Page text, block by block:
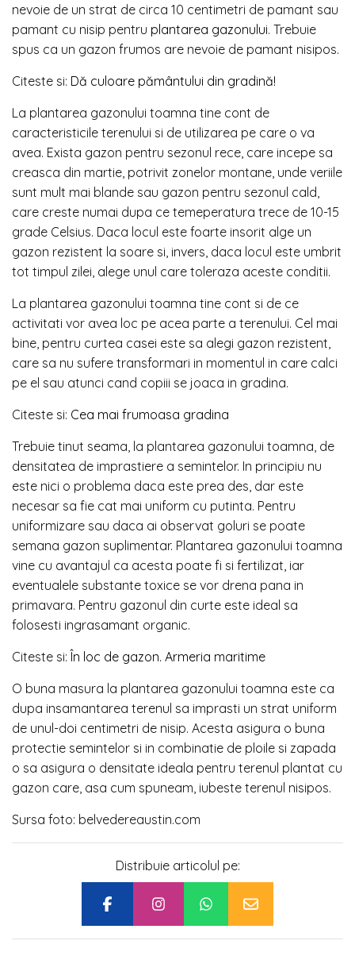
nevoie de un strat de circa 10 centimetri de pamant sau
pamant cu nisip pentru plantarea gazonului. Trebuie
spus ca un gazon frumos are nevoie de pamant nisipos.
Citeste si: Dă culoare pământului din gradină!
La plantarea gazonului toamna tine cont de
caracteristicile terenului si de utilizarea pe care o va
avea. Exista gazon pentru sezonul rece, care incepe sa
creasca din martie, potrivit zonelor montane, unde veriile
sunt mult mai blande sau gazon pentru sezonul cald,
care creste numai dupa ce temeperatura trece de 10-15
grade Celsius. Daca locul este foarte insorit alge un
gazon rezistent la soare si, invers, daca locul este umbrit
tot timpul zilei, alege unul care toleraza aceste conditii.
La plantarea gazonului toamna tine cont si de ce
activitati vor avea loc pe acea parte a terenului. Cel mai
bine, pentru curtea casei este sa alegi gazon rezistent,
care sa nu sufere transformari in momentul in care calci
pe el sau atunci cand copiii se joaca in gradina.
Citeste si: Cea mai frumoasa gradina
Trebuie tinut seama, la plantarea gazonului toamna, de
densitatea de imprastiere a semintelor. In principiu nu
este nici o problema daca este prea des, dar este
necesar sa fie cat mai uniform cu putinta. Pentru
uniformizare sau daca ai observat goluri se poate
semana gazon suplimentar. Plantarea gazonului toamna
vine cu avantajul ca acesta poate fi si fertilizat, iar
eventualele substante toxice se vor drena pana in
primavara. Pentru gazonul din curte este ideal sa
folosesti ingrasamant organic.
Citeste si:În loc de gazon. Armeria maritime
O buna masura la plantarea gazonului toamna este ca
dupa insamantarea terenul sa imprasti un strat uniform
de unul-doi centimetri de nisip. Acesta asigura o buna
protectie semintelor si in combinatie de ploile si zapada
o sa asigura o densitate ideala pentru terenul plantat cu
gazon care, asa cum spuneam, iubeste terenul nisipos.
Sursa foto: belvedereaustin.com
Distribuie articolul pe: